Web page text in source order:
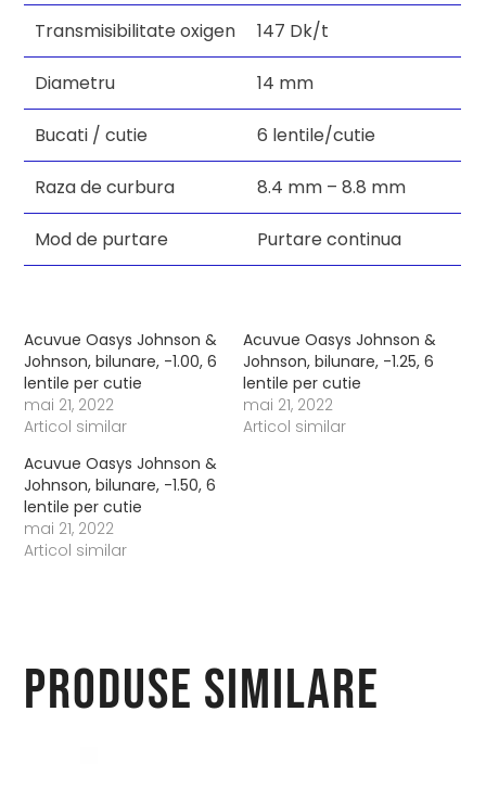
Transmisibilitate oxigen 147 Dk/t
Diametru 14 mm
Bucati / cutie 6 lentile/cutie
Raza de curbura 8.4 mm – 8.8 mm
Mod de purtare Purtare continua
Acuvue Oasys Johnson &
Johnson, bilunare, -1.00, 6
lentile per cutie
mai 21, 2022
Articol similar
Acuvue Oasys Johnson &
Johnson, bilunare, -1.25, 6
lentile per cutie
mai 21, 2022
Articol similar
Acuvue Oasys Johnson &
Johnson, bilunare, -1.50, 6
lentile per cutie
mai 21, 2022
Articol similar
Produse similare